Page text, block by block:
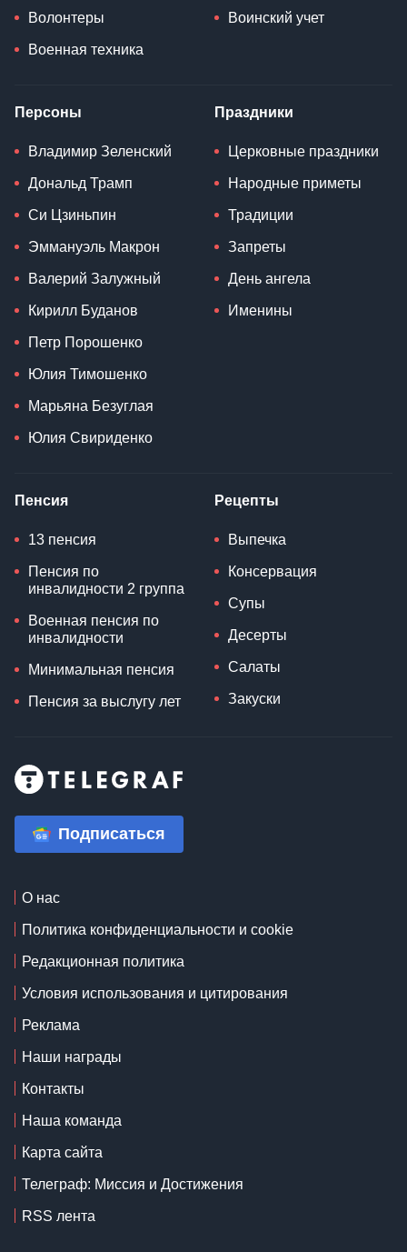
Волонтеры
Военная техника
Воинский учет
Персоны
Владимир Зеленский
Дональд Трамп
Си Цзиньпин
Эммануэль Макрон
Валерий Залужный
Кирилл Буданов
Петр Порошенко
Юлия Тимошенко
Марьяна Безуглая
Юлия Свириденко
Праздники
Церковные праздники
Народные приметы
Традиции
Запреты
День ангела
Именины
Пенсия
13 пенсия
Пенсия по
инвалидности 2 группа
Военная пенсия по
инвалидности
Минимальная пенсия
Пенсия за выслугу лет
Рецепты
Выпечка
Консервация
Супы
Десерты
Салаты
Закуски
Подписаться
О нас
Политика конфиденциальности и cookie
Редакционная политика
Условия использования и цитирования
Реклама
Наши награды
Контакты
Наша команда
Карта сайта
Телеграф: Миссия и Достижения
RSS лента